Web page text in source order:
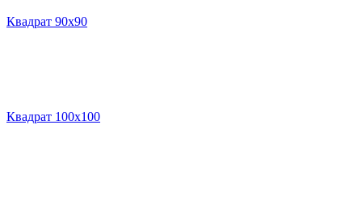
Квадрат 90х90
Квадрат 100х100